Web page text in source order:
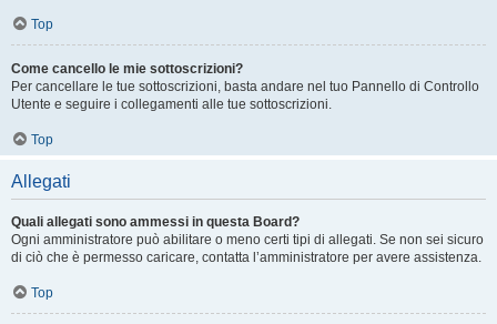
Top
Come cancello le mie sottoscrizioni?
Per cancellare le tue sottoscrizioni, basta andare nel tuo Pannello di Controllo
Utente e seguire i collegamenti alle tue sottoscrizioni.
Top
Allegati
Quali allegati sono ammessi in questa Board?
Ogni amministratore può abilitare o meno certi tipi di allegati. Se non sei sicuro
di ciò che è permesso caricare, contatta l’amministratore per avere assistenza.
Top